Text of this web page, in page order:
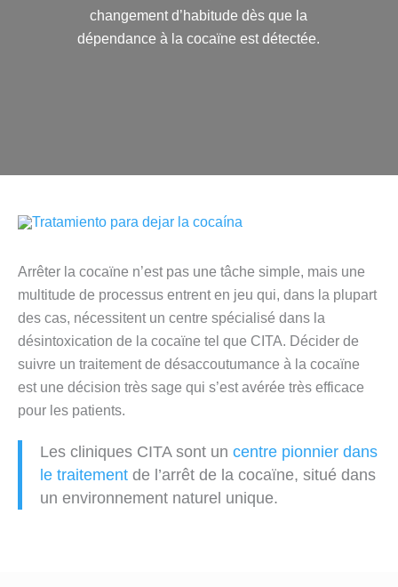
changement d’habitude dès que la
dépendance à la cocaïne est détectée.
Arrêter la cocaïne n’est pas une tâche simple, mais une
multitude de processus entrent en jeu qui, dans la plupart
des cas, nécessitent un centre spécialisé dans la
désintoxication de la cocaïne tel que CITA. Décider de
suivre un traitement de désaccoutumance à la cocaïne
est une décision très sage qui s’est avérée très efficace
pour les patients.
Les cliniques CITA sont un centre pionnier dans
le traitement de l’arrêt de la cocaïne, situé dans
un environnement naturel unique.